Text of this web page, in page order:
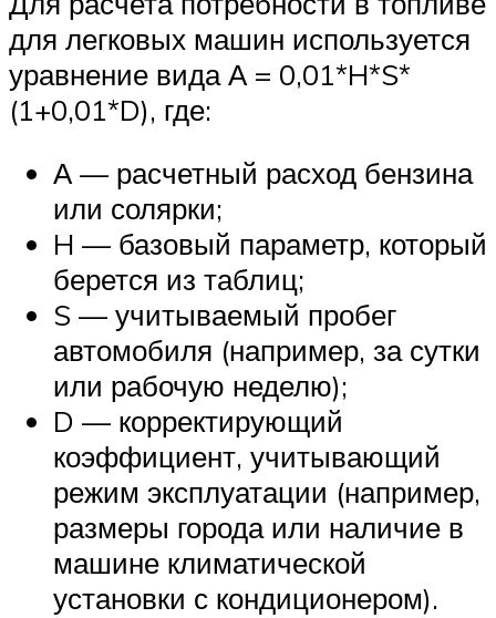
для легковых машин используется
уравнение вида А = 0,01*H*S*
(1+0,01*D), где:
А — расчетный расход бензина
или солярки;
H — базовый параметр, который
берется из таблиц;
S — учитываемый пробег
автомобиля (например, за сутки
или рабочую неделю);
D — корректирующий
коэффициент, учитывающий
режим эксплуатации (например,
размеры города или наличие в
машине климатической
установки с кондиционером).